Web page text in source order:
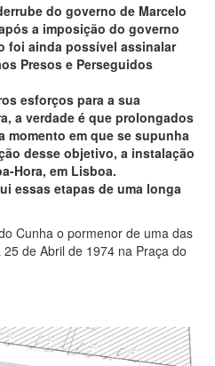
do governo de Marcelo
a imposição do governo
foi ainda possível assinalar
Presos e Perseguidos
esforços para a sua
a verdade é que prolongados
momento em que se supunha
desse objetivo, a instalação
Hora, em Lisboa.
essas etapas de uma longa
Cunha o pormenor de uma das
de Abril de 1974 na Praça do